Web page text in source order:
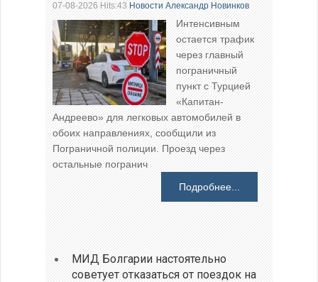
07-08-2026 Hits:43Новости Александр Новинков
Интенсивным
остается трафик
через главный
пограничный
пункт с Турцией
«Капитан-
Андреево» для легковых автомобилей в
обоих направлениях, сообщили из
Пограничной полиции. Проезд через
остальные погранич
Подробнее...
МИД Болгарии настоятельно
советует отказаться от поездок на